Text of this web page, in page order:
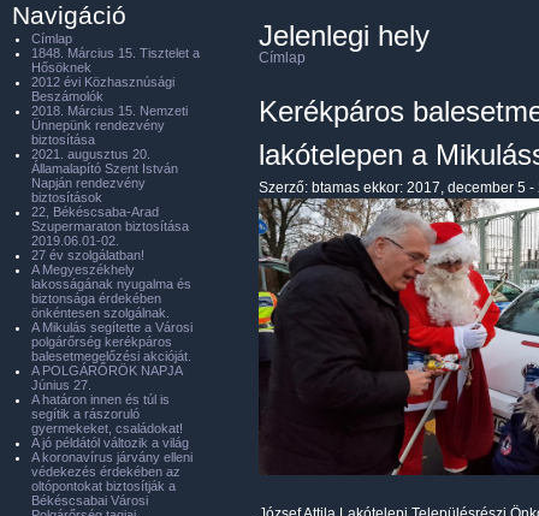
Jelenlegi hely
Címlap
Kerékpáros
lakótelepen a
Szerző: btamas ekkor: 2017, december 5 -
Navigáció
Címlap
1848. Március 15. Tisztelet a
Hősöknek
2012 évi Közhasznúsági
Beszámolók
2018. Március 15. Nemzeti
Ünnepünk rendezvény
biztosítása
2021. augusztus 20.
Államalapító Szent István
Napján rendezvény
biztosítások
22, Békéscsaba-Arad
Szupermaraton biztosítása
2019.06.01-02.
27 év szolgálatban!
A Megyeszékhely
lakosságának nyugalma és
biztonsága érdekében
önkéntesen szolgálnak.
A Mikulás segítette a Városi
polgárőrség kerékpáros
balesetmegelőzési akcióját.
A POLGÁRŐRÖK NAPJA
Június 27.
A határon innen és túl is
segítik a rászoruló
gyermekeket, családokat!
A jó példától változik a világ
A koronavírus járvány elleni
védekezés érdekében az
oltópontokat biztosítják a
Békéscsabai Városi